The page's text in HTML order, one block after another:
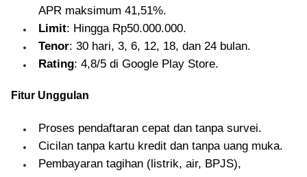
APR maksimum 41,51%.
Limit: Hingga Rp50.000.000.
Tenor: 30 hari, 3, 6, 12, 18, dan 24 bulan.
Rating: 4,8/5 di Google Play Store.
Fitur Unggulan
Proses pendaftaran cepat dan tanpa survei.
Cicilan tanpa kartu kredit dan tanpa uang muka.
Pembayaran tagihan (listrik, air, BPJS),